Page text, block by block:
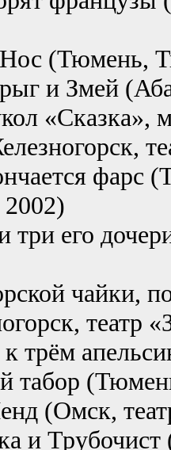
(Тюмень,
и Змей
«Сказка»,
фарс
2002)
три его
чайки,
театр
трём
табор
(Омск,
и Трубочист